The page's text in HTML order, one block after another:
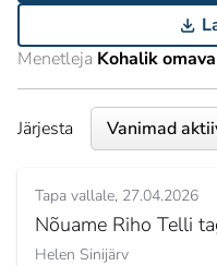
Menetleja Kohalik
Järjesta
Tapa vallale 27.04.2026
Nõuame Riho Telli
Helen Sinijärv